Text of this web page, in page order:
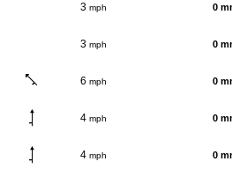
3 mph 0
3 mph 0
6 mph 0
4 mph 0
4 mph 0